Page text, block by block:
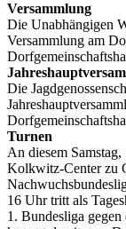
Versammlung
Die Unabhängigen
Versammlung am
Die
Turnen
An diesem
Kolkwitz-Center zu
16 Uhr tritt als
1. Bundesliga